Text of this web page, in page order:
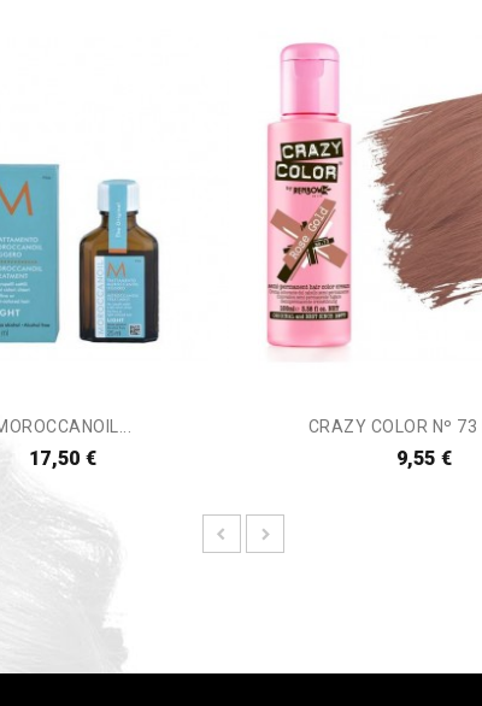
17,50 €
CRAZY COLOR Nº 73
9,55 €